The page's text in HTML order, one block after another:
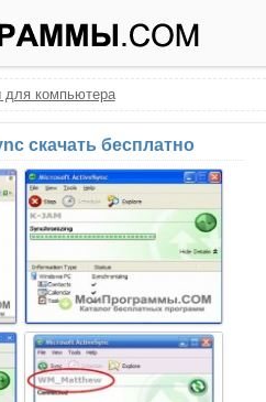
для компьютера
скачать бесплатно